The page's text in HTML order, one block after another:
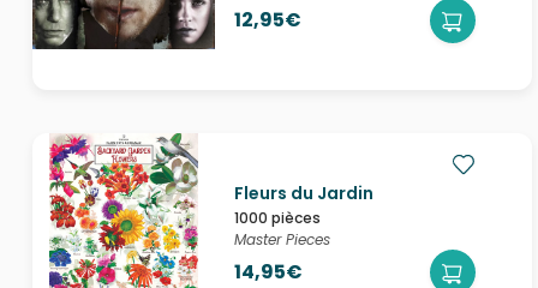
12,95€
Fleurs du Jardin
1000 pièces
Master Pieces
14,95€